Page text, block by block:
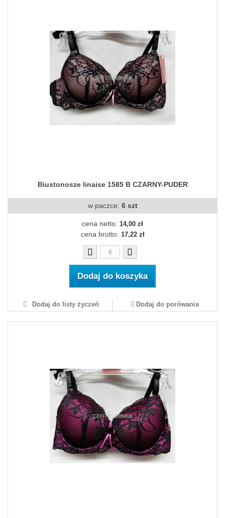
Biustonosze linaise 1585 B CZARNY-PUDER
w paczce: 6 szt
cena netto: 14,00 zł
cena brutto: 17,22 zł
Dodaj do koszyka
Dodaj do listy życzeń Dodaj do porówania